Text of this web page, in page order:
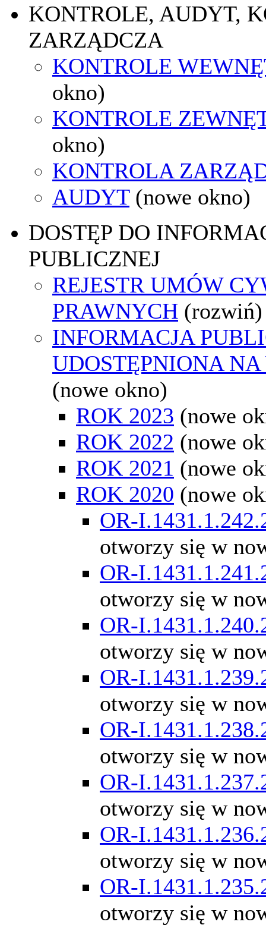
KONTROLE, AUDYT,
ZARZĄDCZA
KONTROLE
okno)
KONTROLE
okno)
KONTROLA
AUDYT (nowe okno)
DOSTĘP DO
PUBLICZNEJ
REJESTR UMÓW
PRAWNYCH (rozwiń)
INFORMACJA
UDOSTĘPNIONA
(nowe okno)
ROK 2023 (nowe
ROK 2022 (nowe
ROK 2021 (nowe
ROK 2020 (nowe
OR-
otworzy się w
OR-
otworzy się w
OR-
otworzy się w
OR-
otworzy się w
OR-
otworzy się w
OR-
otworzy się w
OR-
otworzy się w
OR-
otworzy się w